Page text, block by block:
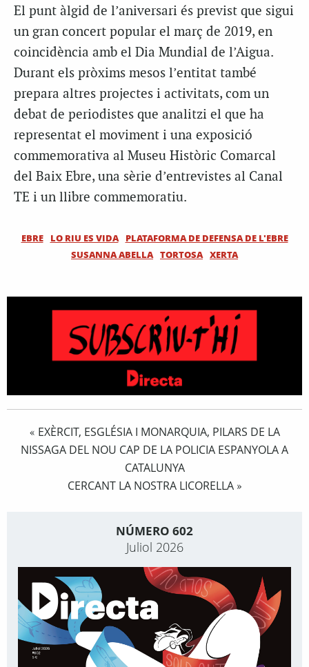
El punt àlgid de l’aniversari és previst que sigui
un gran concert popular el març de 2019, en
coincidència amb el Dia Mundial de l’Aigua.
Durant els pròxims mesos l’entitat també
prepara altres projectes i activitats, com un
debat de periodistes que analitzi el que ha
representat el moviment i una exposició
commemorativa al Museu Històric Comarcal
del Baix Ebre, una sèrie d’entrevistes al Canal
TE i un llibre commemoratiu.
EBRE LO RIU ES VIDA
PLATAFORMA DE DEFENSA DE L'EBRE
SUSANNA ABELLA TORTOSA XERTA
« EXÈRCIT, ESGLÉSIA I MONARQUIA, PILARS DE LA
NISSAGA DEL NOU CAP DE LA POLICIA ESPANYOLA A
CATALUNYA
CERCANT LA NOSTRA LICORELLA»
NÚMERO 602
Juliol 2026